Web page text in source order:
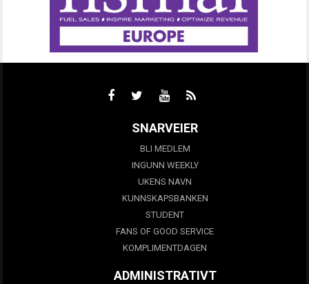
SNARVEIER
BLI MEDLEM
INGUNN WEEKLY
UKENS NAVN
KUNNSKAPSBANKEN
STUDENT
FANS OF GOOD SERVICE
KOMPLIMENTDAGEN
ADMINISTRATIVT